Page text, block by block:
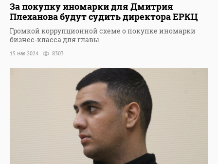
За покупку иномарки для Дмитрия
Плеханова будут судить директора ЕРКЦ
Громкой коррупционной схеме о покупке иномарки
бизнес-класса для главы
15 мая 2024 8303